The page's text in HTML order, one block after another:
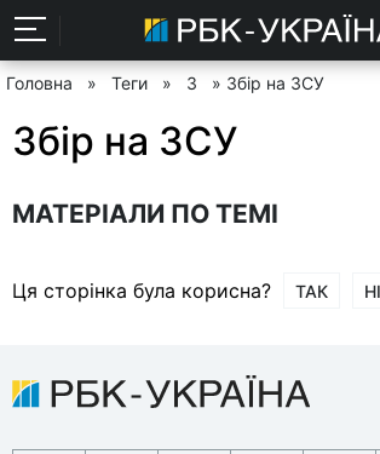
Головна » Теги » З » Збір на ЗСУ
Збір на ЗСУ
МАТЕРІАЛИ ПО ТЕМІ
Ця сторінка була корисна? ТАК НІ